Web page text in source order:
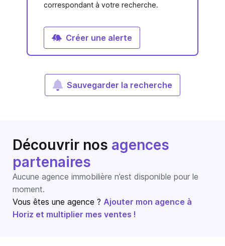
correspondant à votre recherche.
Créer une alerte
Sauvegarder la recherche
Découvrir nos agences
partenaires
Aucune agence immobilière n’est disponible pour le
moment.
Vous êtes une agence ? Ajouter mon agence à
Horiz et multiplier mes ventes !